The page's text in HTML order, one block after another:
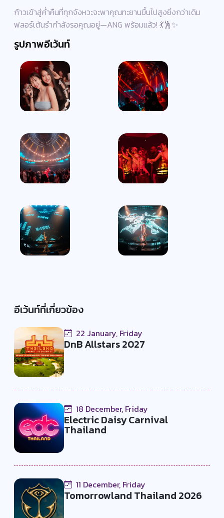
ก้าวเข้าสู่ค่ำคืนที่ทุกจังหวะจะพาคุณทะยานขึ้นไปสูงยิ่งกว่าเดิม
ฟลอร์เต้นรำกำลังรอคุณอยู่—ANG พร้อมแล้ว! 💃🕺✨
รูปภาพอีเว้นท์
อีเว้นท์ที่เกี่ยวข้อง
22 January, Friday
DnB Allstars 2027
18 December, Friday
Electric Daisy Carnival
Thailand
11 December, Friday
Tomorrowland Thailand 2026